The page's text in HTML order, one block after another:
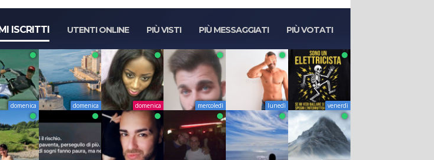
ISCRITTI UTENTI ONLINE PIÙ VISTI PIÙ MESSAGGIATI PIÙ VOTATI
domenica domenica domenica mercoledì lunedì venerdì